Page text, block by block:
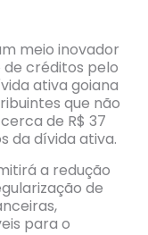
meio inovador
créditos pelo
ativa goiana
que não
de R$ 37
da dívida ativa.
a redução
de
para o